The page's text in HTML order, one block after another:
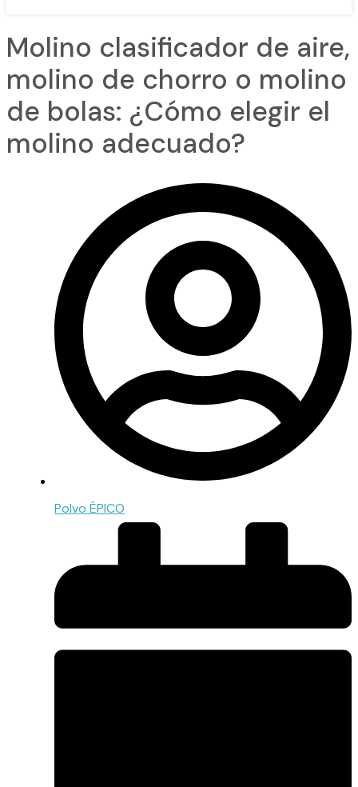
Molino clasificador de aire,
molino de chorro o molino
de bolas: ¿Cómo elegir el
molino adecuado?
Polvo ÉPICO